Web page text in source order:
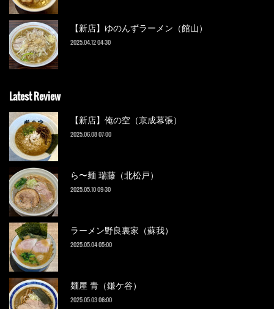
【新店】ゆのんずラーメン（館山）
2025.04.12 04:30
Latest Review
【新店】俺の空（京成幕張）
2025.06.08 07:00
ら〜麺 瑞藤（北松戸）
2025.05.10 09:30
ラーメン野良裏家（蘇我）
2025.05.04 05:00
麺屋 青（鎌ケ谷）
2025.05.03 06:00